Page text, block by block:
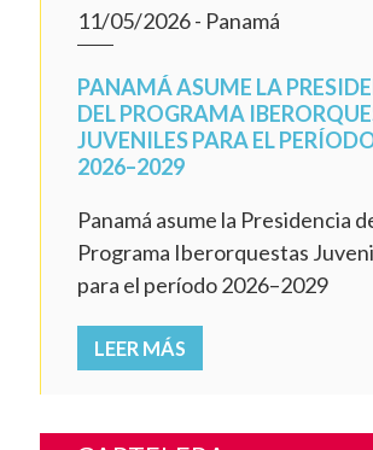
11/05/2026- Panamá
PANAMÁ ASUME LA
DEL PROGRAMA
JUVENILES PARA EL
2026–2029
Panamá asume la Presidencia
Programa Iberorquestas
para el período 2026–2029
LEER MÁS